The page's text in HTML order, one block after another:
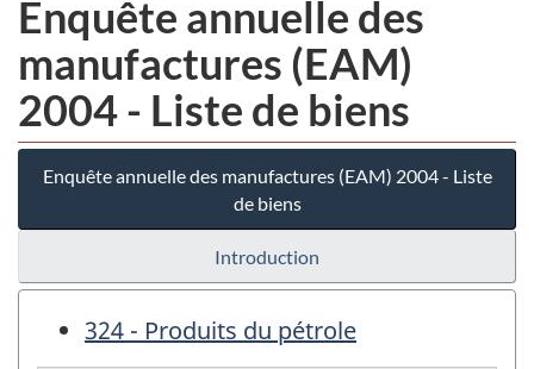
Enquête annuelle des
manufactures (EAM)
2004 - Liste de biens
Enquête annuelle des manufactures (EAM) 2004 - Liste
de biens
Introduction
324 - Produits du pétrole